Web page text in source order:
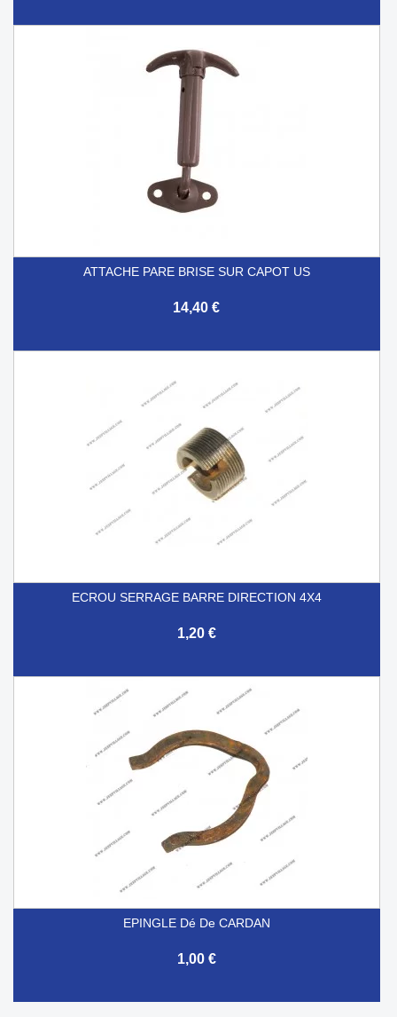
ATTACHE PARE BRISE SUR CAPOT US
14,40 €
ECROU SERRAGE BARRE DIRECTION 4X4
1,20 €
EPINGLE Dé De CARDAN
1,00 €